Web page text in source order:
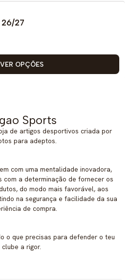
26/27
VER OPÇÕES
Sports
de artigos desportivos criada por
para adeptos.
com uma mentalidade inovadora,
com a determinação de fornecer os
do modo mais favorável, aos
na segurança e facilidade da sua
de compra.
o que precisas para defender o teu
clube a rigor.